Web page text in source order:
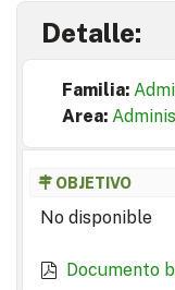
Detalle:
Familia:
Area:
OBJETIVO
No disponible
Documento